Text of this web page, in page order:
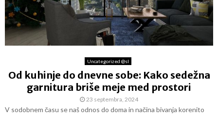
Uncategorized @sl
Od kuhinje do dnevne sobe: Kako sedežna
garnitura briše meje med prostori
23 septembra, 2024
V sodobnem času se naš odnos do doma in načina bivanja korenito